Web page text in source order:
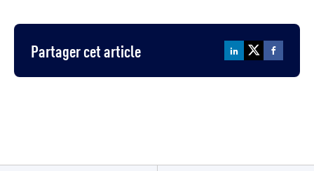
Partager cet article